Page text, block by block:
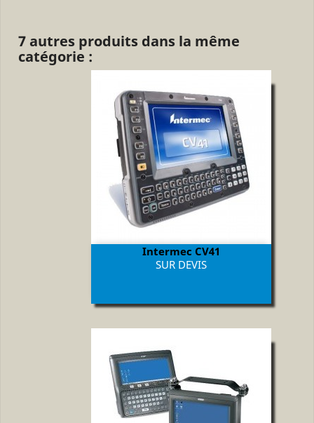
7 autres produits dans la même
catégorie :
Intermec CV41
Prix
SUR DEVIS